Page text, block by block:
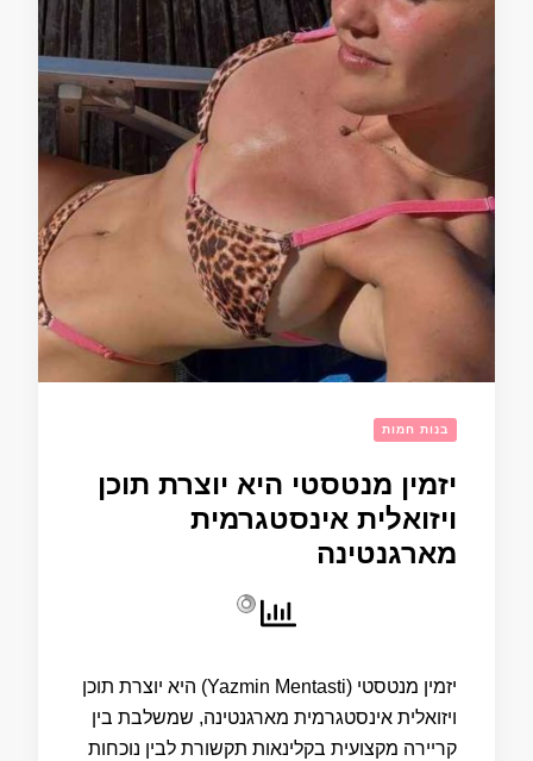
בנות חמות
יזמין מנטסטי היא יוצרת תוכן
ויזואלית אינסטגרמית
מארגנטינה
יזמין מנטסטי (Yazmin Mentasti) היא יוצרת תוכן
ויזואלית אינסטגרמית מארגנטינה, שמשלבת בין
קריירה מקצועית בקלינאות תקשורת לבין נוכחות